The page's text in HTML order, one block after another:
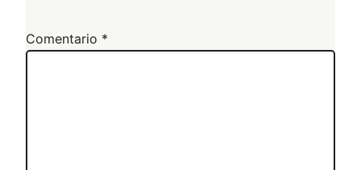
Comentario *